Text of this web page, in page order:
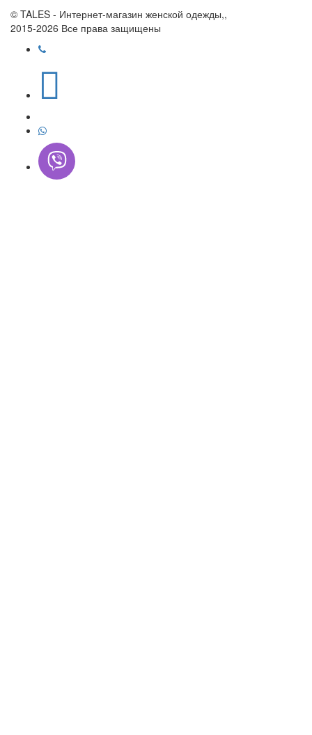
© TALES - Интернет-магазин женской одежды,,
2015-2026 Все права защищены